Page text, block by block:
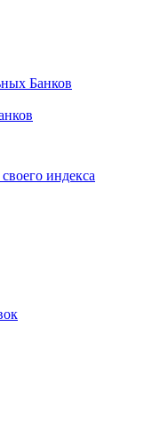
данных
Банков
индекса